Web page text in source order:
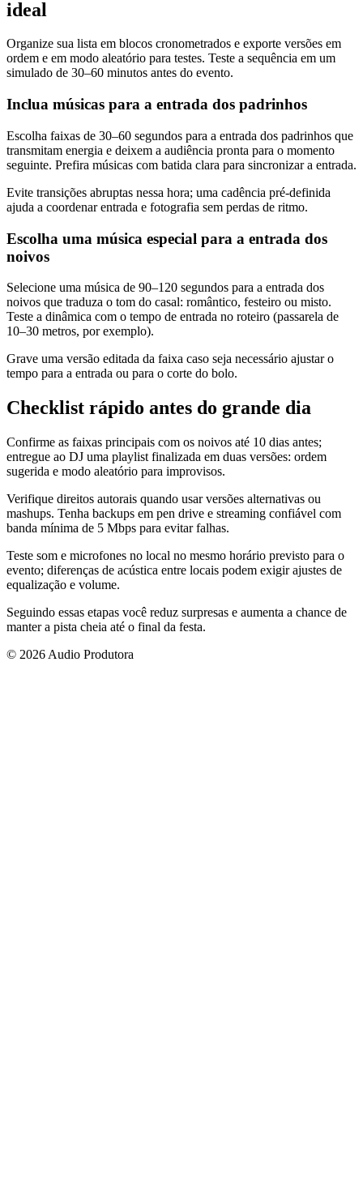
ideal
Organize sua lista em blocos cronometrados e exporte versões em
ordem e em modo aleatório para testes. Teste a sequência em um
simulado de 30–60 minutos antes do evento.
Inclua músicas para a entrada dos padrinhos
Escolha faixas de 30–60 segundos para a entrada dos padrinhos que
transmitam energia e deixem a audiência pronta para o momento
seguinte. Prefira músicas com batida clara para sincronizar a entrada.
Evite transições abruptas nessa hora; uma cadência pré-definida
ajuda a coordenar entrada e fotografia sem perdas de ritmo.
Escolha uma música especial para a entrada dos
noivos
Selecione uma música de 90–120 segundos para a entrada dos
noivos que traduza o tom do casal: romântico, festeiro ou misto.
Teste a dinâmica com o tempo de entrada no roteiro (passarela de
10–30 metros, por exemplo).
Grave uma versão editada da faixa caso seja necessário ajustar o
tempo para a entrada ou para o corte do bolo.
Checklist rápido antes do grande dia
Confirme as faixas principais com os noivos até 10 dias antes;
entregue ao DJ uma playlist finalizada em duas versões: ordem
sugerida e modo aleatório para improvisos.
Verifique direitos autorais quando usar versões alternativas ou
mashups. Tenha backups em pen drive e streaming confiável com
banda mínima de 5 Mbps para evitar falhas.
Teste som e microfones no local no mesmo horário previsto para o
evento; diferenças de acústica entre locais podem exigir ajustes de
equalização e volume.
Seguindo essas etapas você reduz surpresas e aumenta a chance de
manter a pista cheia até o final da festa.
© 2026 Audio Produtora